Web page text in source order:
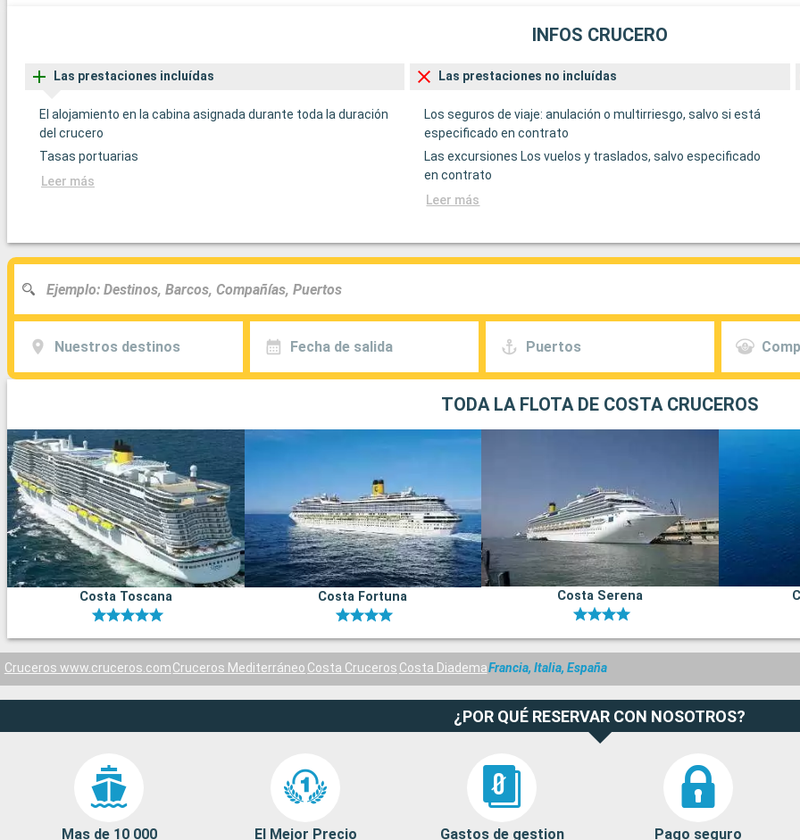
INFOS CRUCERO
Las prestaciones incluídas
El alojamiento en la cabina asignada durante toda la duración
del crucero
Tasas portuarias
Leer más
Las prestaciones no incluídas
Los seguros de viaje: anulación o multirriesgo, salvo si está
especificado en contrato
Las excursiones Los vuelos y traslados, salvo especificado
en contrato
Leer más
Nuestros destinos Fecha de salida Puertos
TODA LA FLOTA DE COSTA CRUCEROS
Costa Toscana Costa Fortuna Costa Serena
Cruceros www.cruceros.comCruceros Mediterráneo Costa Cruceros Costa DiademaFrancia, Italia, España
¿POR QUÉ RESERVAR CON NOSOTROS?
Mas de 10 000 El Mejor Precio Gastos de gestion Pago seguro